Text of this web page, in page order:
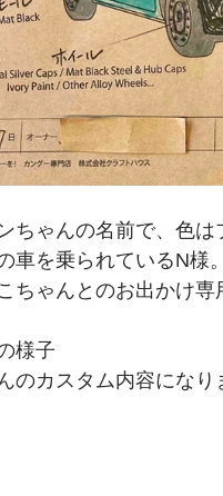
ちゃんの名前で、色は
車を乗られているN様。
ちゃんとのお出かけ専
様子
のカスタム内容になり